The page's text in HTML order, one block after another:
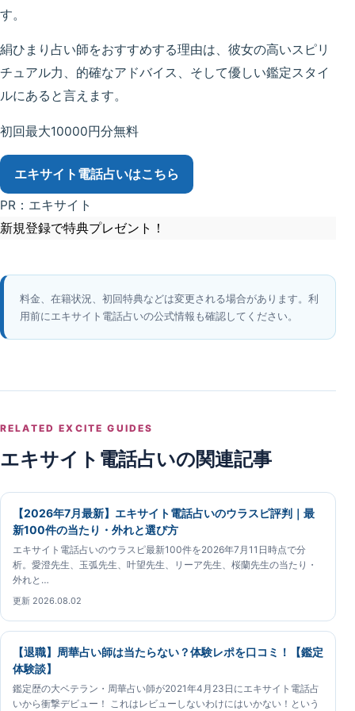
す。
絹ひまり占い師をおすすめする理由は、彼女の高いスピリ
チュアル力、的確なアドバイス、そして優しい鑑定スタイ
ルにあると言えます。
初回最大10000円分無料
エキサイト電話占いはこちら
PR：エキサイト
新規登録で特典プレゼント！
料金、在籍状況、初回特典などは変更される場合があります。利
用前にエキサイト電話占いの公式情報も確認してください。
RELATED EXCITE GUIDES
エキサイト電話占いの関連記事
【2026年7月最新】エキサイト電話占いのウラスピ評判｜最
新100件の当たり・外れと選び方
エキサイト電話占いのウラスピ最新100件を2026年7月11日時点で分
析。愛澄先生、玉弧先生、叶望先生、リーア先生、桜蘭先生の当たり・
外れと…
更新 2026.08.02
【退職】周華占い師は当たらない？体験レポを口コミ！【鑑定
体験談】
鑑定歴の大ベテラン・周華占い師が2021年4月23日にエキサイト電話占
いから衝撃デビュー！ これはレビューしないわけにはいかない！という